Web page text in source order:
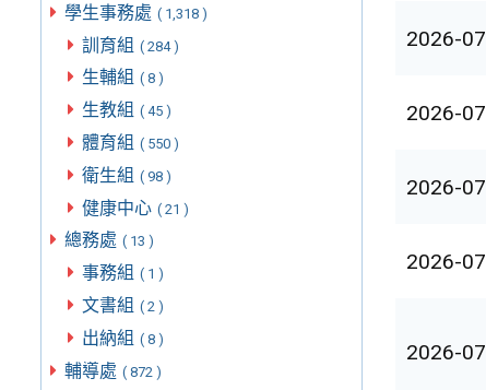
學生事務處 ( 1,318 )
訓育組 ( 284 )
生輔組 ( 8 )
生教組 ( 45 )
體育組 ( 550 )
衛生組 ( 98 )
健康中心 ( 21 )
總務處 ( 13 )
事務組 ( 1 )
文書組 ( 2 )
出納組 ( 8 )
輔導處 ( 872 )
2026-
2026-
2026-
2026-
2026-